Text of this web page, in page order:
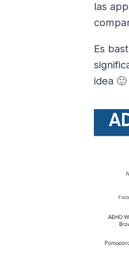
las
Es
idea 🙂